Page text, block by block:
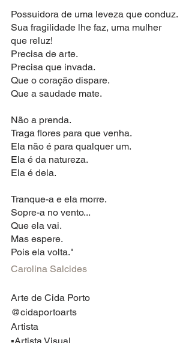
Possuidora de uma leveza que conduz.
Sua fragilidade lhe faz, uma mulher
que reluz!
Precisa de arte.
Precisa que invada.
Que o coração dispare.
Que a saudade mate.
Não a prenda.
Traga flores para que venha.
Ela não é para qualquer um.
Ela é da natureza.
Ela é dela.
Tranque-a e ela morre.
Sopre-a no vento...
Que ela vai.
Mas espere.
Pois ela volta."
Carolina Salcides
Arte de Cida Porto
@cidaportoarts
Artista
▪️Artista Visual